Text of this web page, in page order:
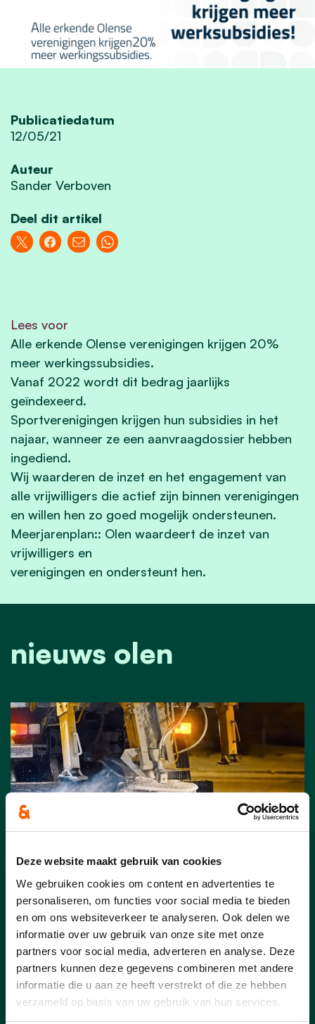
Deze website maakt gebruik van cookies
We gebruiken cookies om content en advertenties te
personaliseren, om functies voor social media te bieden
en om ons websiteverkeer te analyseren. Ook delen we
informatie over uw gebruik van onze site met onze
partners voor social media, adverteren en analyse. Deze
partners kunnen deze gegevens combineren met andere
informatie die u aan ze heeft verstrekt of die ze hebben
verzameld op basis van uw gebruik van hun services.
Publicatiedatum
12/05/21
Auteur
Sander Verboven
Deel dit artikel
Lees voor
Alle erkende Olense verenigingen krijgen 20%
meer werkingssubsidies.
Vanaf 2022 wordt dit bedrag jaarlijks
geïndexeerd.
Sportverenigingen krijgen hun subsidies in het
najaar, wanneer ze een aanvraagdossier hebben
ingediend.
Wij waarderen de inzet en het engagement van
alle vrijwilligers die actief zijn binnen verenigingen
en willen hen zo goed mogelijk ondersteunen.
Meerjarenplan:: Olen waardeert de inzet van
vrijwilligers en
verenigingen en ondersteunt hen.
nieuws olen
Koning Winter is in het land!
❄️
08/01/26
interplan Olen: Strooiroutes en
richtlijnen